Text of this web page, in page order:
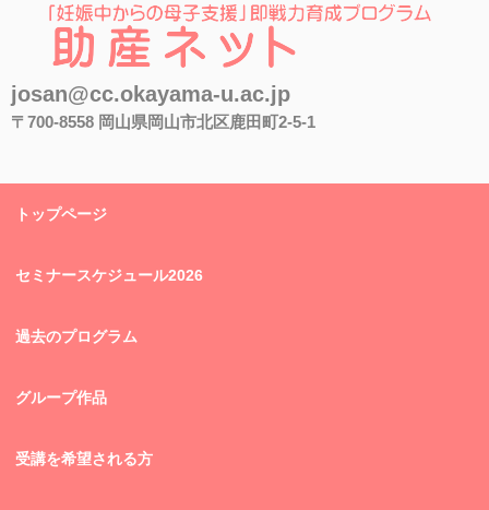
助産ネット
josan@cc.okayama-u.ac.jp
〒700-8558 岡山県岡山市北区鹿田町2-5-1
トップページ
セミナースケジュール2026
過去のプログラム
グループ作品
受講を希望される方